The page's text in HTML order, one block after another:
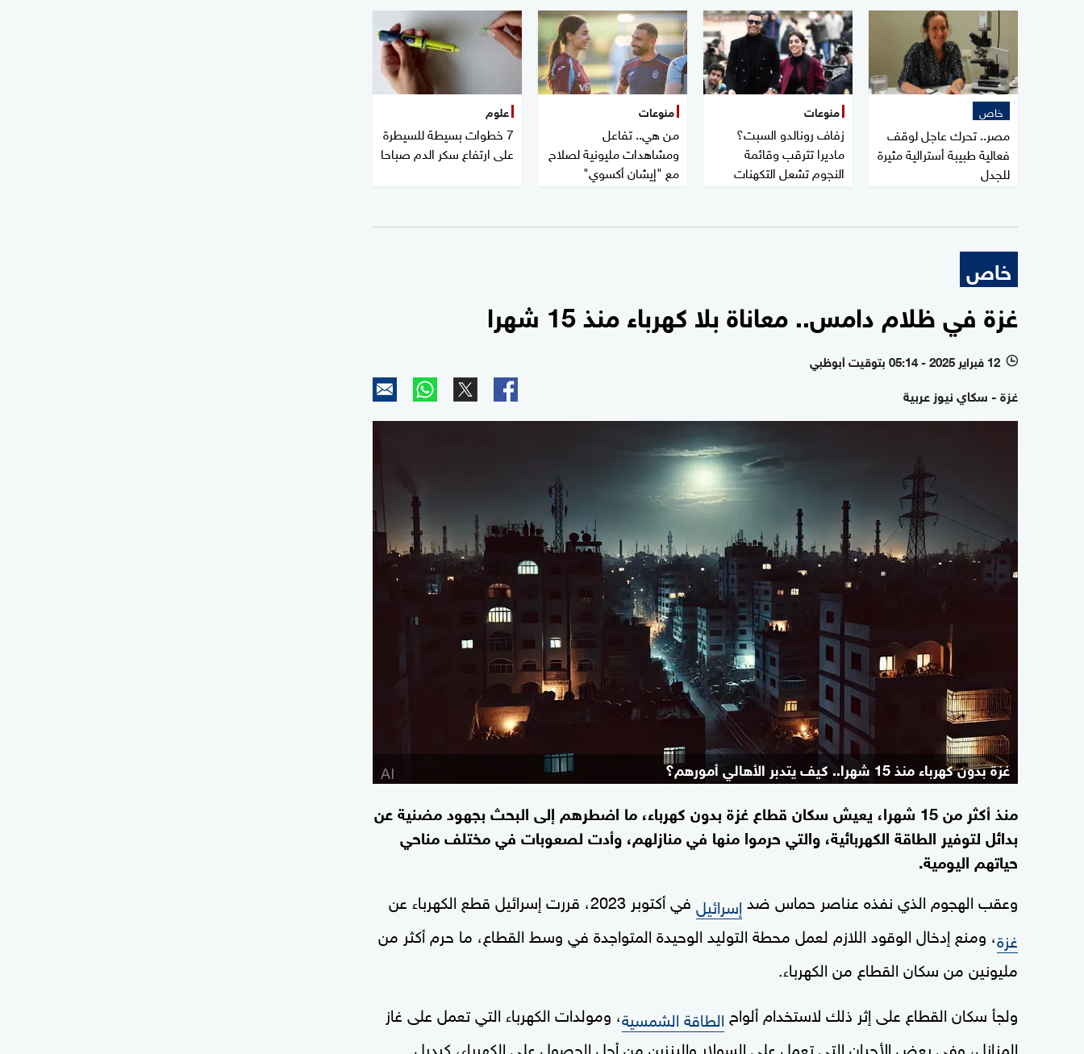
خاص
مصر.. تحرك عاجل لوقف
فعالية طبيبة أسترالية مثيرة
للجدل
منوعات
زفاف رونالدو السبت؟
ماديرا تترقب وقائمة
النجوم تشعل التكهنات
منوعات
من هي.. تفاعل
ومشاهدات مليونية لصلاح
مع "إيشان أكسوي"
علوم
7 خطوات بسيطة للسيطرة
على ارتفاع سكر الدم صباحا
خاص
غزة في ظلام دامس.. معاناة بلا كهرباء منذ 15 شهرا
l 12 فبراير 2025 - 05:14 بتوقيت أبوظبي
غزة - سكاي نيوز عربية
غزة بدون كهرباء منذ 15 شهرا.. كيف يتدبر الأهالي أمورهم؟
منذ أكثر من 15 شهرا، يعيش سكان قطاع غزة بدون كهرباء، ما اضطرهم إلى البحث بجهود مضنية عن
بدائل لتوفير الطاقة الكهربائية، والتي حرموا منها في منازلهم، وأدت لصعوبات في مختلف مناحي
حياتهم اليومية.
وعقب الهجوم الذي نفذه عناصر حماس ضد إسرائيل في أكتوبر 2023، قررت إسرائيل قطع الكهرباء عن
غزة، ومنع إدخال الوقود اللازم لعمل محطة التوليد الوحيدة المتواجدة في وسط القطاع، ما حرم أكثر من
مليونين من سكان القطاع من الكهرباء.
ولجأ سكان القطاع على إثر ذلك لاستخدام ألواح الطاقة الشمسية، ومولدات الكهرباء التي تعمل على غاز
المنازل، وفي بعض الأحيان التي تعمل على السولار والبنزين من أجل الحصول على الكهرباء، كبديل